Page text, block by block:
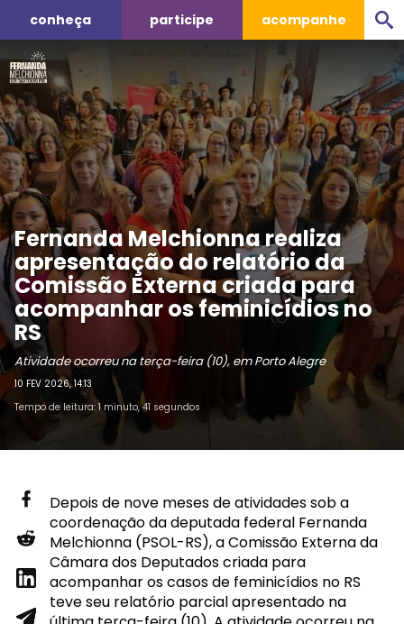
conheça participe acompanhe
Fernanda Melchionna realiza
apresentação do relatório da
Comissão Externa criada para
acompanhar os feminicídios no
RS
Atividade ocorreu na terça-feira (10), em Porto Alegre
10 FEV 2026, 14:13
Tempo de leitura: 1 minuto, 41 segundos
Depois de nove meses de atividades sob a
coordenação da deputada federal Fernanda
Melchionna (PSOL-RS), a Comissão Externa da
Câmara dos Deputados criada para
acompanhar os casos de feminicídios no RS
teve seu relatório parcial apresentado na